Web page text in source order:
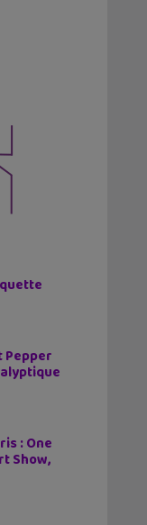
Pepper
: One
Show,